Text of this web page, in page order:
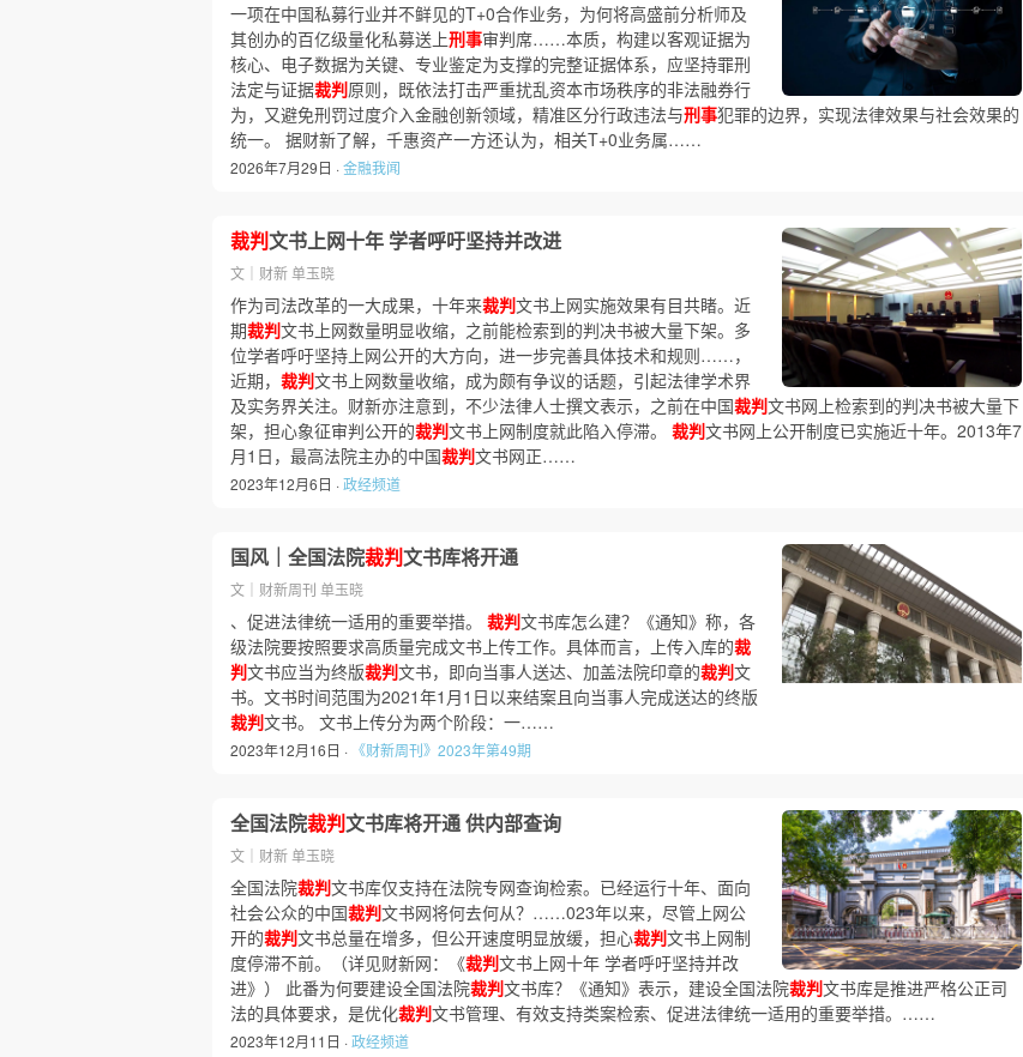
一项在中国私募行业并不鲜见的T+0合作业务，为何将高盛前分析师及
其创办的百亿级量化私募送上刑事审判席……本质，构建以客观证据为
核心、电子数据为关键、专业鉴定为支撑的完整证据体系，应坚持罪刑
法定与证据裁判原则，既依法打击严重扰乱资本市场秩序的非法融券行
为，又避免刑罚过度介入金融创新领域，精准区分行政违法与刑事犯罪的边界，实现法律效果与社会效果的
统一。 据财新了解，千惠资产一方还认为，相关T+0业务属……
2026年7月29日 ·金融我闻
裁判文书上网十年 学者呼吁坚持并改进
文｜财新 单玉晓
作为司法改革的一大成果，十年来裁判文书上网实施效果有目共睹。近
期裁判文书上网数量明显收缩，之前能检索到的判决书被大量下架。多
位学者呼吁坚持上网公开的大方向，进一步完善具体技术和规则……，
近期， 裁判文书上网数量收缩，成为颇有争议的话题，引起法律学术界
及实务界关注。财新亦注意到，不少法律人士撰文表示，之前在中国裁判文书网上检索到的判决书被大量下
架，担心象征审判公开的裁判文书上网制度就此陷入停滞。 裁判文书网上公开制度已实施近十年。2013年7
月1日，最高法院主办的中国裁判文书网正……
2023年12月6日 ·政经频道
国风｜全国法院裁判文书库将开通
文｜财新周刊 单玉晓
、促进法律统一适用的重要举措。 裁判文书库怎么建？《通知》称，各
级法院要按照要求高质量完成文书上传工作。具体而言，上传入库的裁
判文书应当为终版裁判文书，即向当事人送达、加盖法院印章的裁判文
书。文书时间范围为2021年1月1日以来结案且向当事人完成送达的终版
裁判文书。 文书上传分为两个阶段：一……
2023年12月16日 · 《财新周刊》2023年第49期
全国法院裁判文书库将开通 供内部查询
文｜财新 单玉晓
全国法院裁判文书库仅支持在法院专网查询检索。已经运行十年、面向
社会公众的中国裁判文书网将何去何从？……023年以来，尽管上网公
开的裁判文书总量在增多，但公开速度明显放缓，担心裁判文书上网制
度停滞不前。（详见财新网：《裁判文书上网十年 学者呼吁坚持并改
进》） 此番为何要建设全国法院裁判文书库？《通知》表示，建设全国法院裁判文书库是推进严格公正司
法的具体要求，是优化裁判文书管理、有效支持类案检索、促进法律统一适用的重要举措。……
2023年12月11日 ·政经频道